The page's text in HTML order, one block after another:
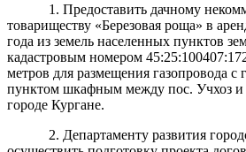
1. Предоставить дачному
товариществу «Березовая роща» в
года из земель населенных пунктов
кадастровым номером
метров для размещения газопровода с
пунктом шкафным между пос. Учхоз и
городе Кургане.
2. Департаменту развития